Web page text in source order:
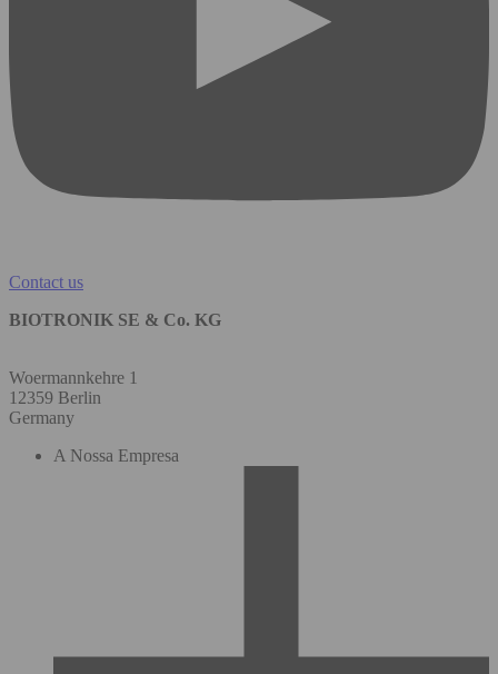
Contact us
BIOTRONIK SE & Co. KG
Woermannkehre 1
12359 Berlin
Germany
A Nossa Empresa